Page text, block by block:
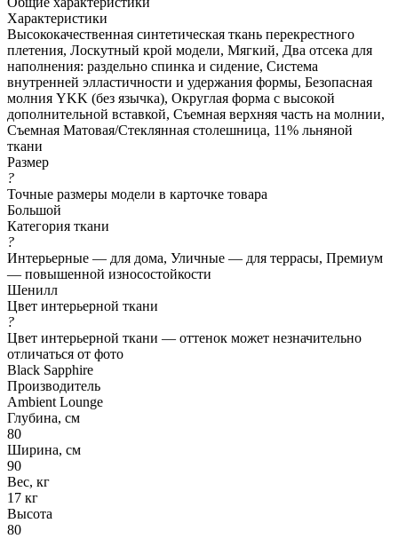
Характеристики
Высококачественная синтетическая ткань перекрестного
плетения, Лоскутный крой модели, Мягкий, Два отсека для
наполнения: раздельно спинка и сидение, Система
внутренней элластичности и удержания формы, Безопасная
молния YKK (без язычка), Округлая форма с высокой
дополнительной вставкой, Съемная верхняя часть на молнии,
Съемная Матовая/Стеклянная столешница, 11% льняной
ткани
Размер
?
Точные размеры модели в карточке товара
Большой
Категория ткани
?
Интерьерные — для дома, Уличные — для террасы, Премиум
— повышенной износостойкости
Шенилл
Цвет интерьерной ткани
?
Цвет интерьерной ткани — оттенок может незначительно
отличаться от фото
Black Sapphire
Производитель
Ambient Lounge
Глубина, см
80
Ширина, см
90
Вес, кг
17 кг
Высота
80